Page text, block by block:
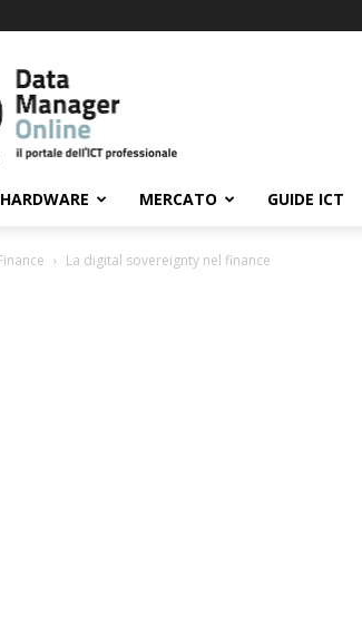
Data
Manager
Online
HARDWARE MERCATO GUIDE ICT
La digital sovereignty nel finance